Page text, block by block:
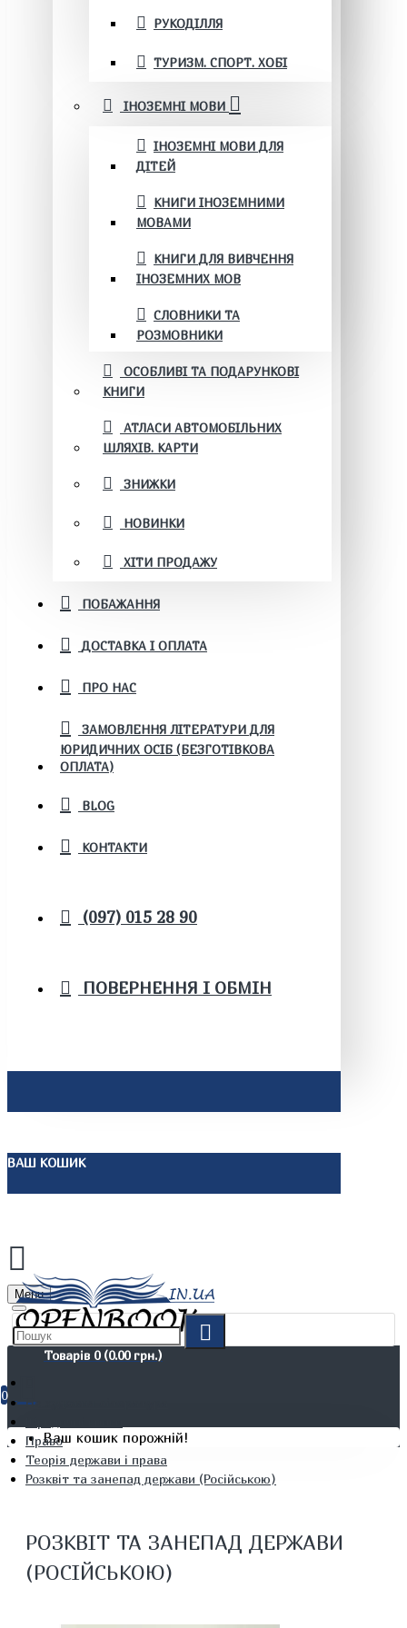
РУКОДІЛЛЯ
ТУРИЗМ. СПОРТ. ХОБІ
ІНОЗЕМНІ МОВИ
ІНОЗЕМНІ МОВИ ДЛЯ
ДІТЕЙ
КНИГИ ІНОЗЕМНИМИ
МОВАМИ
КНИГИ ДЛЯ ВИВЧЕННЯ
ІНОЗЕМНИХ МОВ
СЛОВНИКИ ТА
РОЗМОВНИКИ
ОСОБЛИВІ ТА ПОДАРУНКОВІ
КНИГИ
АТЛАСИ АВТОМОБІЛЬНИХ
ШЛЯХІВ. КАРТИ
ЗНИЖКИ
НОВИНКИ
ХІТИ ПРОДАЖУ
ПОБАЖАННЯ
ДОСТАВКА І ОПЛАТА
ПРО НАС
ЗАМОВЛЕННЯ ЛІТЕРАТУРИ ДЛЯ
ЮРИДИЧНИХ ОСІБ (БЕЗГОТІВКОВА
ОПЛАТА)
BLOG
КОНТАКТИ
(097) 015 28 90
ПОВЕРНЕННЯ І ОБМІН
ВАШ КОШИК
Menu
Товарів 0 (0.00 грн.)
0
Ваш кошик порожній!
Не художня література
Право
Теорія держави і права
Розквіт та занепад держави (Російською)
РОЗКВІТ ТА ЗАНЕПАД ДЕРЖАВИ
(РОСІЙСЬКОЮ)